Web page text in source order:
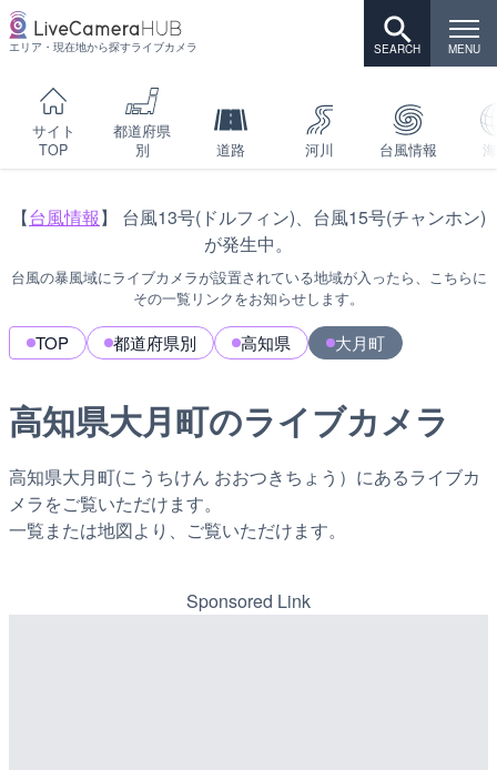
エリア・現在地から探すライブカメラ
サイト
TOP
都道府県
別
道路 河川 台風情報
【台風情報】 台風13号(ドルフィン)、台風15号(チャンホン)
が発生中。
台風の暴風域にライブカメラが設置されている地域が入ったら、こちらに
その一覧リンクをお知らせします。
TOP 都道府県別 高知県 大月町
高知県大月町のライブカメラ
高知県大月町(こうちけん おおつきちょう）にあるライブカ
メラをご覧いただけます。
一覧または地図より、ご覧いただけます。
Sponsored Link